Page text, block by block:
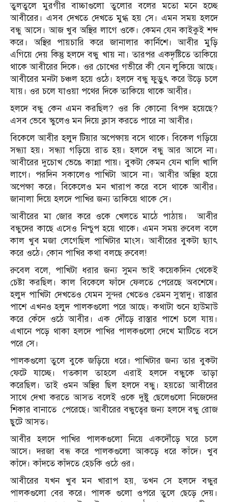
তুলতুলে মুরগীর বাচ্চাগুলো তুলোর বলের মতো মনে হচ্ছে
আবীরের। এসব দেখতে দেখতে মুগ্ধ হয় সে। এমন সময় হলদে
বন্ধু আসে। আজ খুব অস্থির লাগে ওকে। কেমন যেন কাইকুই শব্দ
করে। অস্থির পায়চারি করে জানালার কার্নিশে। আবীর মুড়ি
এগিয়ে দেয় কিন্তু হলদে বন্ধু খায় না। তারপর একদৃষ্টিতে তাকিয়ে
থাকে আবীরের দিকে। ওর চোখের গভীরে কী যেন লুকিয়ে আছে।
আবীরের মনটা চঞ্চল হয়ে ওঠে। হলদে বন্ধু ফুড়ুৎ করে উড়ে চলে
যায়। ওর চলে যাওয়া পথের দিকে তাকিয়ে থাকে আবীর।
হলদে বন্ধু কেন এমন করছিল? ওর কি কোনো বিপদ হয়েছে?
এসব ভেবে স্কুলেও মন দিয়ে ক্লাস করতে পারে না আবীর।
বিকেলে আবীর হলুদ টিয়ার অপেক্ষায় বসে থাকে। বিকেল গড়িয়ে
সন্ধ্যা হয়। সন্ধ্যা গড়িয়ে রাত হয়। হলদে বন্ধু আর আসে না।
আবীরের দুচোখ ভেঙে কান্না পায়। বুকটা কেমন যেন খালি খালি
লাগে। পরদিন সকালেও পাখিটা আসে না। আবীর অস্থির হয়ে
অপেক্ষা করে। বিকেলেও মন খারাপ করে বসে থাকে আবীর।
জানালা দিয়ে হলদে পাখির জন্য তাকিয়ে থাকে সে।
আবীরের মা জোর করে ওকে খেলতে মাঠে পাঠায়। আবীর
বন্ধুদের কাছে এসেও নিশ্চুপ হয়ে থাকে। এমন সময় রুবেল বলে
কাল খুব মজা লেগেছিল পাখিটার মাংস। আবীরের বুকটা ছ্যাৎ
করে ওঠে। কোন পাখির কথা বলছে রুবেল!
রুবেল বলে, পাখিটা ধরার জন্য সুমন ভাই কয়েকদিন থেকেই
চেষ্টা করছিল। কাল বিকেলে ফাঁদে ফেলতে পেরেছে অবশেষে।
হলুদ পাখিটা দেখতেও যেমন সুন্দর খেতেও তেমন সুস্বাদু। রাস্তার
পাশে এখনও হলুদ পালকগুলো পরে আছে। কথাটা শুনে হাউমাউ
করে কেঁদে ওঠে আবীর। এক দৌঁড়ে রাস্তার পাশে চলে যায়।
এখানে পড়ে থাকা হলদে পাখির পালকগুলো দেখে মাটিতে বসে
পরে সে।
পালকগুলো তুলে বুকে জড়িয়ে ধরে। পাখিটার জন্য তার বুকটা
ফেটে যাচ্ছে। গতকাল তাহলে এরাই হলদে বন্ধুকে তাড়া
করেছিল। তাই ওমন অস্থির ছিল হলদে বন্ধু। হয়তো আবীরের
সাথে দেখা করতে আসত বলেই ওকে দুষ্টু ছেলেগুলো নিজেদের
শিকার বানাতে পেরেছে। আবীরের বন্ধুত্বের জন্য হলদে বন্ধু রোজ
ছুটে আসত।
আবীর হলদে পাখির পালকগুলো নিয়ে একদৌঁড়ে ঘরে চলে
আসে। দরজা বন্ধ করে পালকগুলো আকড়ে ধরে কাঁদে। খুব
কাঁদে। কাঁদতে কাঁদতে হেচকি ওঠে ওর।
আবীরের যখন খুব মন খারাপ হয়, তখন সে হলদে বন্ধুর
পালকগুলো বের করে। পালক গুলো ওপরে তুলে ছেড়ে দেয়।